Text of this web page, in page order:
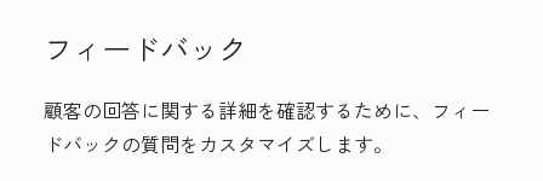
フィードバック
顧客の回答に関する詳細を確認するために、フィー
ドバックの質問をカスタマイズします。